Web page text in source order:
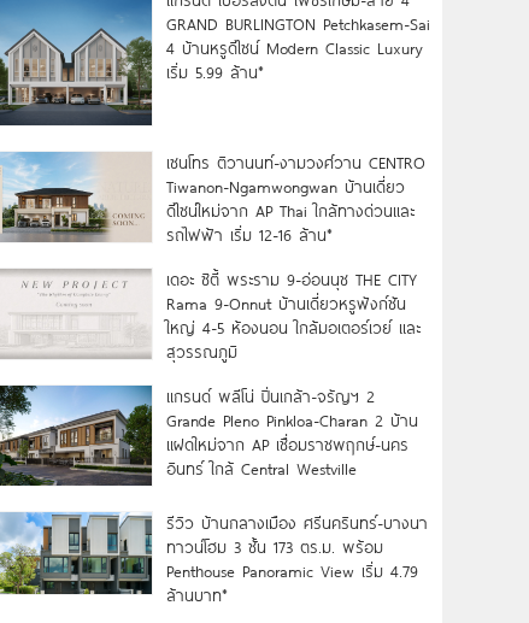
GRAND BURLINGTON Petchkasem-Sai
4 บ้านหรูดีไซน์ Modern Classic Luxury
เริ่ม 5.99 ล้าน*
เซนโทร ติวานนท์-งามวงศ์วาน CENTRO
Tiwanon-Ngamwongwan บ้านเดี่ยว
ดีไซน์ใหม่จาก AP Thai ใกล้ทางด่วนและ
รถไฟฟ้า เริ่ม 12-16 ล้าน*
เดอะ ซิตี้ พระราม 9-อ่อนนุช THE CITY
Rama 9-Onnut บ้านเดี่ยวหรูฟังก์ชัน
ใหญ่ 4-5 ห้องนอน ใกล้มอเตอร์เวย์ และ
สุวรรณภูมิ
แกรนด์ พลีโน่ ปิ่นเกล้า-จรัญฯ 2
Grande Pleno Pinkloa-Charan 2 บ้าน
แฝดใหม่จาก AP เชื่อมราชพฤกษ์-นคร
อินทร์ ใกล้ Central Westville
รีวิว บ้านกลางเมือง ศรีนครินทร์-บางนา
ทาวน์โฮม 3 ชั้น 173 ตร.ม. พร้อม
Penthouse Panoramic View เริ่ม 4.79
ล้านบาท*